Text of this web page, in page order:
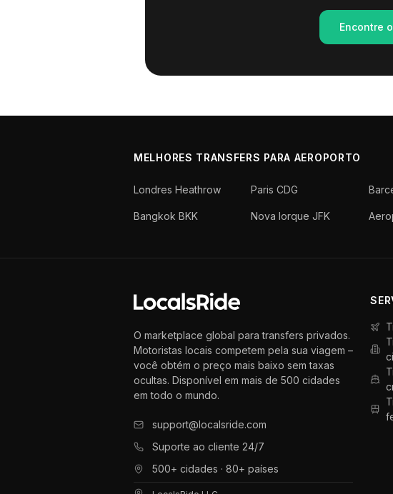
Encontre
MELHORES TRANSFERS PARA AEROPORTO
Londres Heathrow Paris CDG
Bangkok BKK Nova Iorque JFK
O marketplace global para transfers privados.
Motoristas locais competem pela sua viagem –
você obtém o preço mais baixo sem taxas
ocultas. Disponível em mais de 500 cidades
em todo o mundo.
support@localsride.com
Suporte ao cliente 24/7
500+ cidades · 80+ países